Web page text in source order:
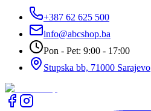
+387 62 625 500
info@abcshop.ba
Pon - Pet: 9:00 - 17:00
Stupska bb, 71000 Sarajevo